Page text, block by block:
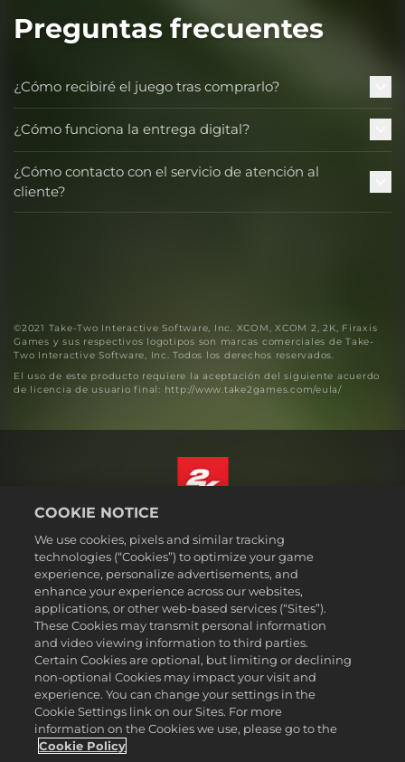
Preguntas frecuentes
¿Cómo recibiré el juego tras comprarlo?
¿Cómo funciona la entrega digital?
¿Cómo contacto con el servicio de atención al
cliente?
©2021 Take-Two Interactive Software, Inc. XCOM, XCOM 2, 2K, Firaxis
Games y sus respectivos logotipos son marcas comerciales de Take-
Two Interactive Software, Inc. Todos los derechos reservados.
El uso de este producto requiere la aceptación del siguiente acuerdo
de licencia de usuario final: http://www.take2games.com/eula/
Aviso legal
Política de privacidad
Política de cookies
Atención al cliente
No vender ni compartir mis datos personales
Búsqueda de pedidos y reembolsos
Socios publicitarios de 2K Ad
©2016-2026 Take-Two Interactive Software Inc. 2K, Firaxis Games,
Civilization, and their respective logos are trademarks of Take-Two
Interactive Software, Inc. All rights reserved.
Español
COOKIE NOTICE
We use cookies, pixels and similar tracking
technologies (“Cookies”) to optimize your game
experience, personalize advertisements, and
enhance your experience across our websites,
applications, or other web-based services (“Sites”).
These Cookies may transmit personal information
and video viewing information to third parties.
Certain Cookies are optional, but limiting or declining
non-optional Cookies may impact your visit and
experience. You can change your settings in the
Cookie Settings link on our Sites. For more
information on the Cookies we use, please go to the
Cookie Policy